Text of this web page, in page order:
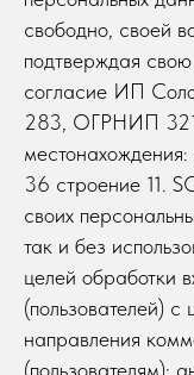
свободно, своей
подтверждая
согласие ИП
283, ОГРНИП
36 строение 11.
своих
так и без
целей обработки
(пользователей) с
направления
(пользователям);